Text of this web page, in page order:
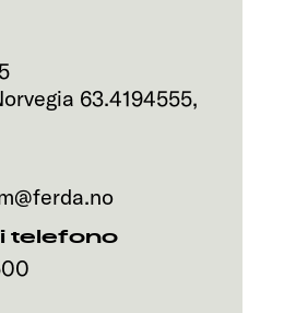
63.4194555,
telefono